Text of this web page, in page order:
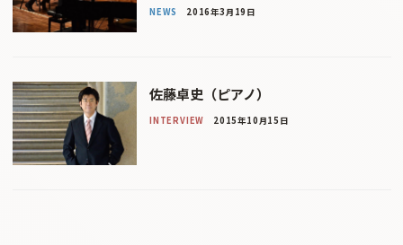
NEWS 2016年3月19日
佐藤卓史（ピアノ）
INTERVIEW 2015年10月15日